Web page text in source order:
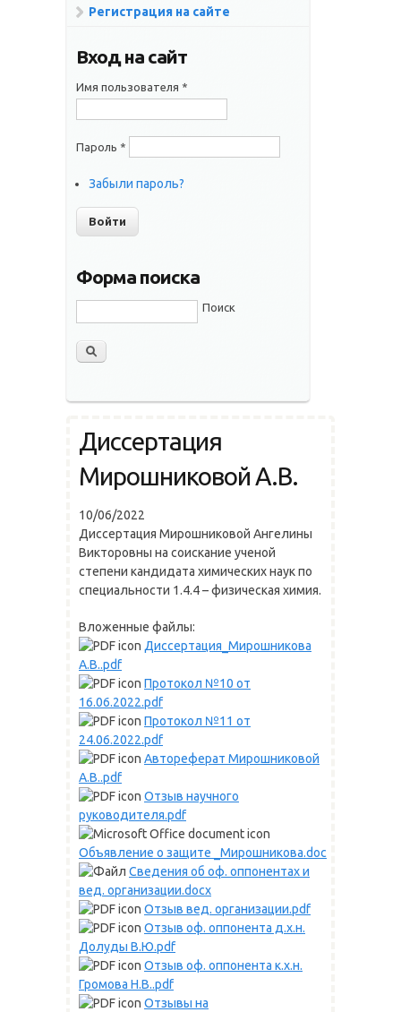
Регистрация на сайте
Вход на сайт
Имя пользователя *
Пароль *
Забыли пароль?
Форма поиска
Поиск
Диссертация
Мирошниковой А.В.
10/06/2022
Диссертация Мирошниковой Ангелины
Викторовны на соискание ученой
степени кандидата химических наук по
специальности 1.4.4 – физическая химия.
Вложенные файлы:
Диссертация_Мирошникова
А.В..pdf
Протокол №10 от
16.06.2022.pdf
Протокол №11 от
24.06.2022.pdf
Автореферат Мирошниковой
А.В..pdf
Отзыв научного
руководителя.pdf
Объявление о защите _Мирошникова.doc
Сведения об оф. оппонентах и
вед. организации.docx
Отзыв вед. организации.pdf
Отзыв оф. оппонента д.х.н.
Долуды В.Ю.pdf
Отзыв оф. оппонента к.х.н.
Громова Н.В..pdf
Отзывы на